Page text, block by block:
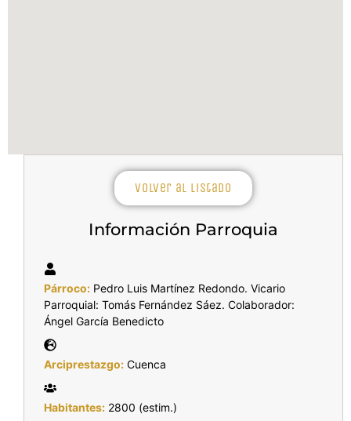
Volver al listado
Información Parroquia
Párroco: Pedro Luis Martínez Redondo. Vicario
Parroquial: Tomás Fernández Sáez. Colaborador:
Ángel García Benedicto
Arciprestazgo: Cuenca
Habitantes: 2800 (estim.)